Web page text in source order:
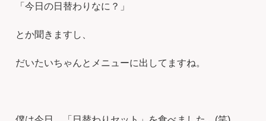
「今日の日替わりなに？」
とか聞きますし、
だいたいちゃんとメニューに出してますね。